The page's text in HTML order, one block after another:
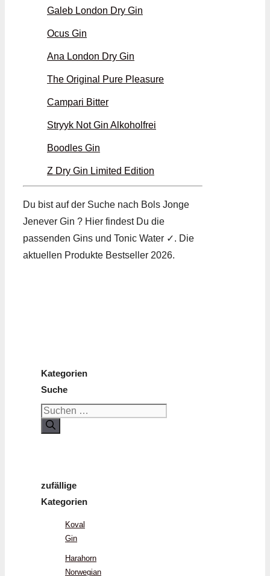
Galeb London Dry Gin
Ocus Gin
Ana London Dry Gin
The Original Pure Pleasure
Campari Bitter
Stryyk Not Gin Alkoholfrei
Boodles Gin
Z Dry Gin Limited Edition
Du bist auf der Suche nach Bols Jonge
Jenever Gin ? Hier findest Du die
passenden Gins und Tonic Water ✓. Die
aktuellen Produkte Bestseller 2026.
Kategorien
Suche
Suchen
nach:
zufällige
Kategorien
Koval
Gin
Harahorn
Norwegian